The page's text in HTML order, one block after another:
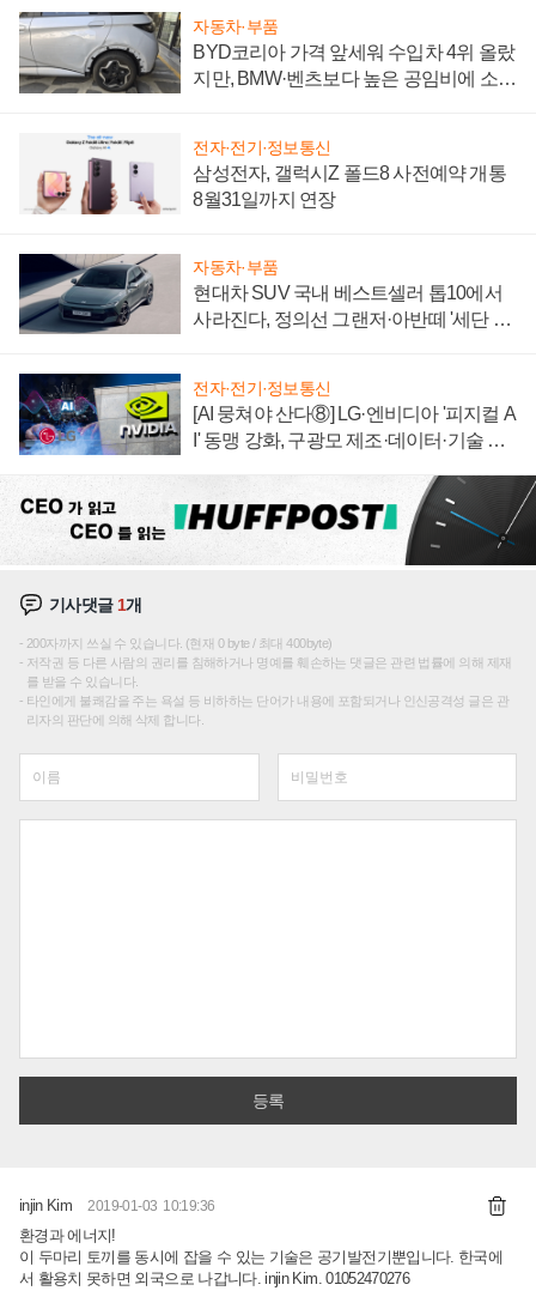
자동차·부품
BYD코리아 가격 앞세워 수입차 4위 올랐
지만, BMW·벤츠보다 높은 공임비에 소비
전자·전기·정보통신
삼성전자, 갤럭시Z 폴드8 사전예약 개통
8월31일까지 연장
자동차·부품
현대차 SUV 국내 베스트셀러 톱10에서
사라진다, 정의선 그랜저·아반떼 '세단 쌍
전자·전기·정보통신
[AI 뭉쳐야 산다⑧] LG·엔비디아 '피지컬 A
I' 동맹 강화, 구광모 제조·데이터·기술 결
기사댓글 1개
200자까지 쓰실 수 있습니다. (현재 0 byte / 최대 400byte)
저작권 등 다른 사람의 권리를 침해하거나 명예를 훼손하는 댓글은 관련 법률에 의해 제재
를 받을 수 있습니다.
타인에게 불쾌감을 주는 욕설 등 비하하는 단어가 내용에 포함되거나 인신공격성 글은 관
리자의 판단에 의해 삭제 합니다.
injin Kim 2019-01-03 10:19:36
환경과 에너지!
이 두마리 토끼를 동시에 잡을 수 있는 기술은 공기발전기뿐입니다. 한국에
서 활용치 못하면 외국으로 나갑니다. injin Kim. 01052470276